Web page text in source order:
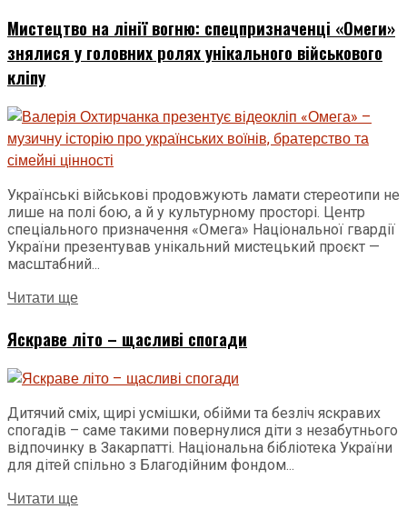
Мистецтво на лінії вогню: спецпризначенці «Омеги»
знялися у головних ролях унікального військового
кліпу
Українські військові продовжують ламати стереотипи не
лише на полі бою, а й у культурному просторі. Центр
спеціального призначення «Омега» Національної гвардії
України презентував унікальний мистецький проєкт —
масштабний...
Читати ще
Яскраве літо – щасливі спогади
Дитячий сміх, щирі усмішки, обійми та безліч яскравих
спогадів – саме такими повернулися діти з незабутнього
відпочинку в Закарпатті. Національна бібліотека України
для дітей спільно з Благодійним фондом...
Читати ще